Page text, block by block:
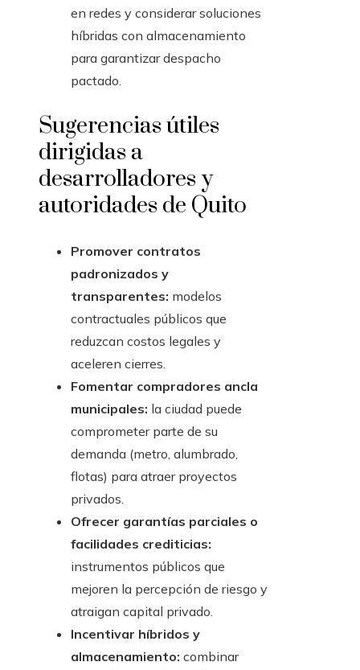
en redes y considerar soluciones
híbridas con almacenamiento
para garantizar despacho
pactado.
Sugerencias útiles
dirigidas a
desarrolladores y
autoridades de Quito
Promover contratos
padronizados y
transparentes: modelos
contractuales públicos que
reduzcan costos legales y
aceleren cierres.
Fomentar compradores ancla
municipales: la ciudad puede
comprometer parte de su
demanda (metro, alumbrado,
flotas) para atraer proyectos
privados.
Ofrecer garantías parciales o
facilidades crediticias:
instrumentos públicos que
mejoren la percepción de riesgo y
atraigan capital privado.
Incentivar híbridos y
almacenamiento: combinar